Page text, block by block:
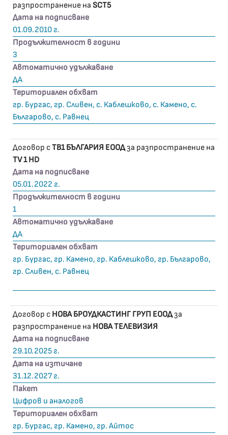
разпространение на SCT5
Дата на подписване
01.09.2010 г.
Продължителност в години
3
Автоматично удължаване
ДА
Териториален обхват
гр. Бургас, гр. Сливен, с. Каблешково, с. Камено, с.
Българово, с. Равнец
Договор сТВ1 БЪЛГАРИЯ ЕООДза разпространение на
TV 1 HD
Дата на подписване
05.01.2022 г.
Продължителност в години
1
Автоматично удължаване
ДА
Териториален обхват
гр. Бургас, гр. Камено, гр. Каблешково, гр. Българово,
гр. Сливен, с. Равнец
Договор с НОВА БРОУДКАСТИНГ ГРУП ЕООДза
разпространение на НОВА ТЕЛЕВИЗИЯ
Дата на подписване
29.10.2025 г.
Дата на изтичане
31.12.2027 г.
Пакет
Цифров и аналогов
Териториален обхват
гр. Бургас, гр. Камено, гр. Айтос